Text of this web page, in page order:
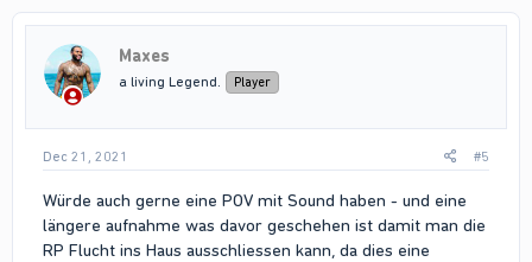
Maxes
a living Legend. Player
Dec 21, 2021 #5
Würde auch gerne eine POV mit Sound haben - und eine
längere aufnahme was davor geschehen ist damit man die
RP Flucht ins Haus ausschliessen kann, da dies eine